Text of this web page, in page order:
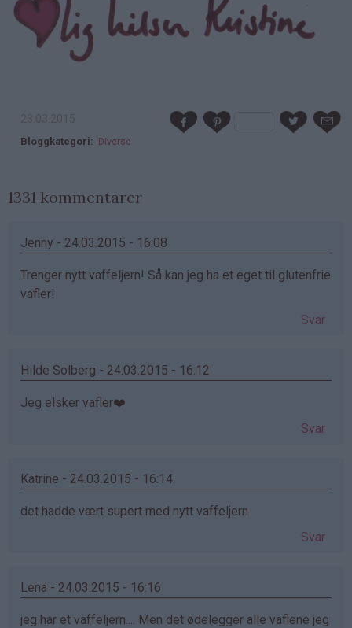
Bloggkategori Diverse
1331 kommentarer
Jenny - 24.03.2015 - 16:08
Trenger nytt vaffeljern! Så kan jeg ha et eget til glutenfrie
vafler!
Svar
Hilde Solberg - 24.03.2015 - 16:12
Jeg elsker vafler❤️
Svar
Katrine - 24.03.2015 - 16:14
det hadde vært supert med nytt vaffeljern
Svar
Lena - 24.03.2015 - 16:16
jeg har et vaffeljern.... Men det ødelegger alle vaflene jeg